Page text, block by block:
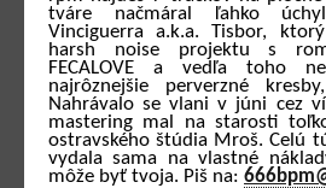
tváre načmáral ľahko
Vinciguerra a.k.a. Tisbor,
harsh noise projektu s
FECALOVE a vedľa toho
najrôznejšie perverzné
Nahrávalo se vlani v júni cez
mastering mal na starosti
ostravského štúdia Mroš. Celú
vydala sama na vlastné
môže byť tvoja. Piš na: